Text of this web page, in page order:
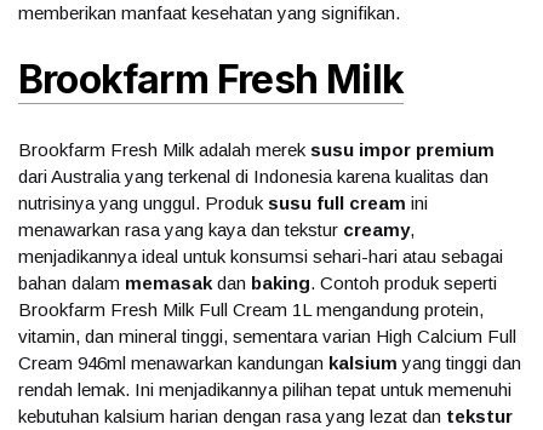
memberikan manfaat kesehatan yang signifikan.
Brookfarm Fresh Milk
Brookfarm Fresh Milk adalah merek susu impor premium
dari Australia yang terkenal di Indonesia karena kualitas dan
nutrisinya yang unggul. Produk susu full cream ini
menawarkan rasa yang kaya dan tekstur creamy,
menjadikannya ideal untuk konsumsi sehari-hari atau sebagai
bahan dalam memasak dan baking. Contoh produk seperti
Brookfarm Fresh Milk Full Cream 1L mengandung protein,
vitamin, dan mineral tinggi, sementara varian High Calcium Full
Cream 946ml menawarkan kandungan kalsium yang tinggi dan
rendah lemak. Ini menjadikannya pilihan tepat untuk memenuhi
kebutuhan kalsium harian dengan rasa yang lezat dan tekstur